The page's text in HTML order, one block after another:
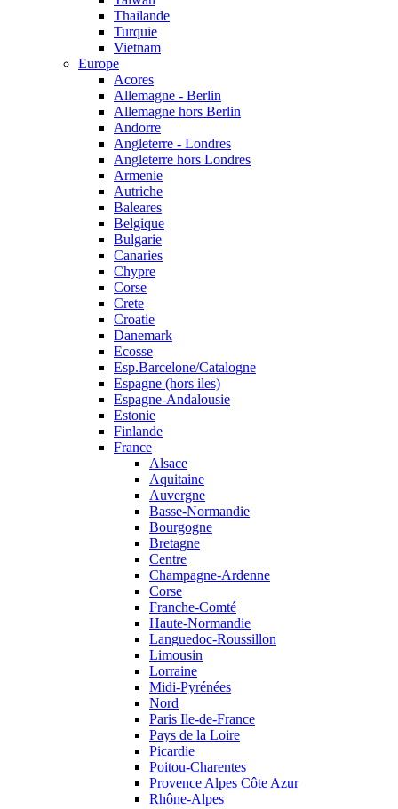
Thailande
Turquie
Vietnam
Europe
Acores
Allemagne - Berlin
Allemagne hors Berlin
Andorre
Angleterre - Londres
Angleterre hors Londres
Armenie
Autriche
Baleares
Belgique
Bulgarie
Canaries
Chypre
Corse
Crete
Croatie
Danemark
Ecosse
Esp.Barcelone/Catalogne
Espagne (hors iles)
Espagne-Andalousie
Estonie
Finlande
France
Alsace
Aquitaine
Auvergne
Basse-Normandie
Bourgogne
Bretagne
Centre
Champagne-Ardenne
Corse
Franche-Comté
Haute-Normandie
Languedoc-Roussillon
Limousin
Lorraine
Midi-Pyrénées
Nord
Paris Ile-de-France
Pays de la Loire
Picardie
Poitou-Charentes
Provence Alpes Côte Azur
Rhône-Alpes